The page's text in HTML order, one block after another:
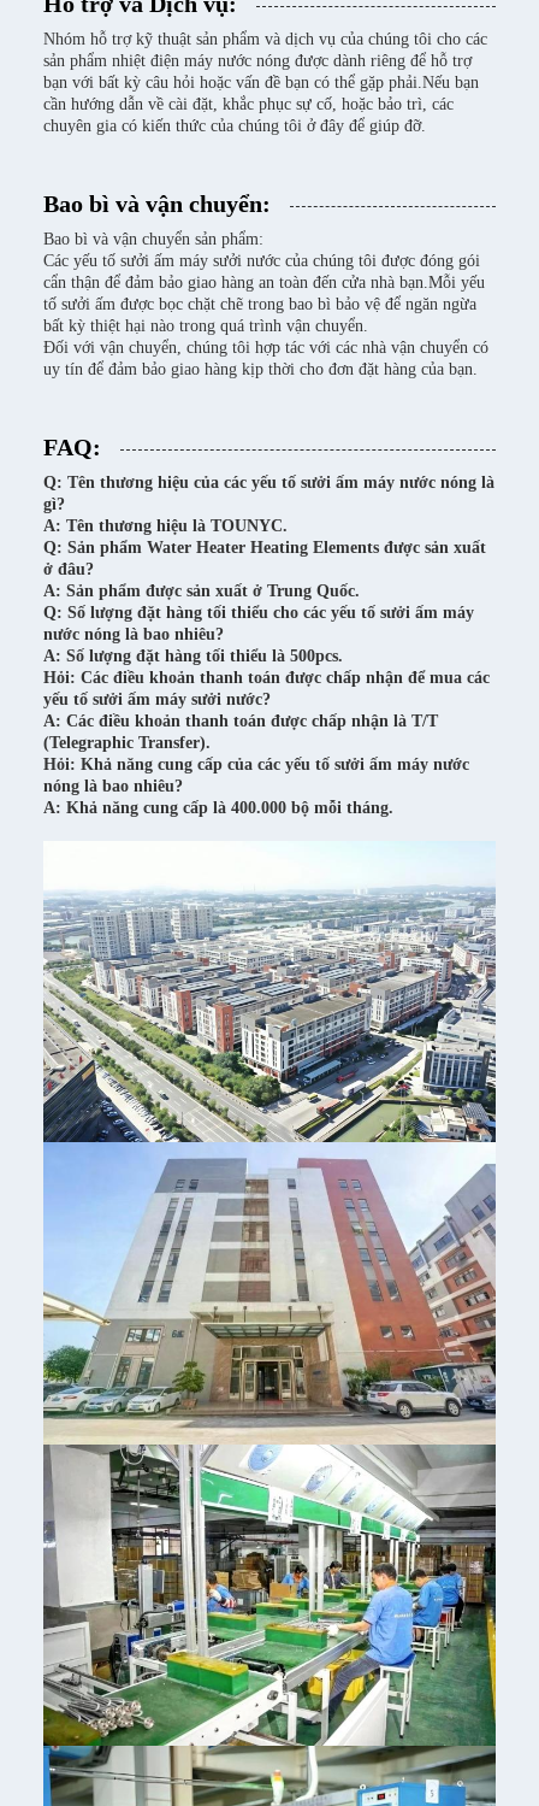
Nhóm hỗ trợ kỹ thuật sản phẩm và dịch vụ của chúng tôi cho các
sản phẩm nhiệt điện máy nước nóng được dành riêng để hỗ trợ
bạn với bất kỳ câu hỏi hoặc vấn đề bạn có thể gặp phải.Nếu bạn
cần hướng dẫn về cài đặt, khắc phục sự cố, hoặc bảo trì, các
chuyên gia có kiến thức của chúng tôi ở đây để giúp đỡ.
Bao bì và vận chuyển:
Bao bì và vận chuyển sản phẩm:
Các yếu tố sưởi ấm máy sưởi nước của chúng tôi được đóng gói
cẩn thận để đảm bảo giao hàng an toàn đến cửa nhà bạn.Mỗi yếu
tố sưởi ấm được bọc chặt chẽ trong bao bì bảo vệ để ngăn ngừa
bất kỳ thiệt hại nào trong quá trình vận chuyển.
Đối với vận chuyển, chúng tôi hợp tác với các nhà vận chuyển có
uy tín để đảm bảo giao hàng kịp thời cho đơn đặt hàng của bạn.
FAQ:
Q: Tên thương hiệu của các yếu tố sưởi ấm máy nước nóng là
gì?
A: Tên thương hiệu là TOUNYC.
Q: Sản phẩm Water Heater Heating Elements được sản xuất
ở đâu?
A: Sản phẩm được sản xuất ở Trung Quốc.
Q: Số lượng đặt hàng tối thiểu cho các yếu tố sưởi ấm máy
nước nóng là bao nhiêu?
A: Số lượng đặt hàng tối thiểu là 500pcs.
Hỏi: Các điều khoản thanh toán được chấp nhận để mua các
yếu tố sưởi ấm máy sưởi nước?
A: Các điều khoản thanh toán được chấp nhận là T/T
(Telegraphic Transfer).
Hỏi: Khả năng cung cấp của các yếu tố sưởi ấm máy nước
nóng là bao nhiêu?
A: Khả năng cung cấp là 400.000 bộ mỗi tháng.